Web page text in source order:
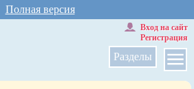
Полная версия
Разделы
Вход на сайт
Регистрация